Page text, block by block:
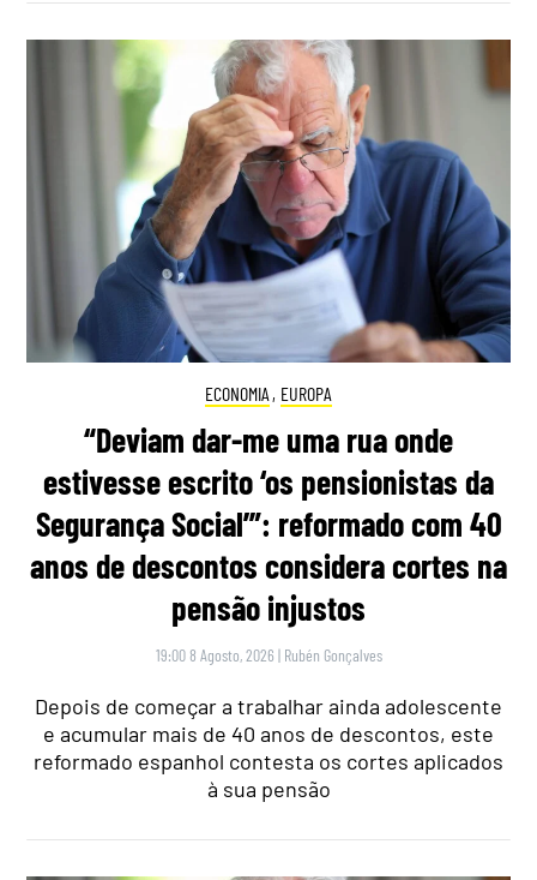
ECONOMIA , EUROPA
“Deviam dar-me uma rua onde
estivesse escrito ‘os pensionistas da
Segurança Social’”: reformado com 40
anos de descontos considera cortes na
pensão injustos
19:00 8 Agosto, 2026 | Rubén Gonçalves
Depois de começar a trabalhar ainda adolescente
e acumular mais de 40 anos de descontos, este
reformado espanhol contesta os cortes aplicados
à sua pensão